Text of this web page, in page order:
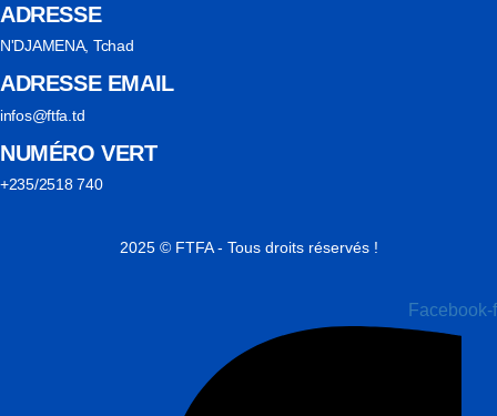
ADRESSE
N'DJAMENA, Tchad
ADRESSE EMAIL
infos@ftfa.td
NUMÉRO VERT
+235/2518 740
2025 © FTFA - Tous droits réservés !
Facebook-f